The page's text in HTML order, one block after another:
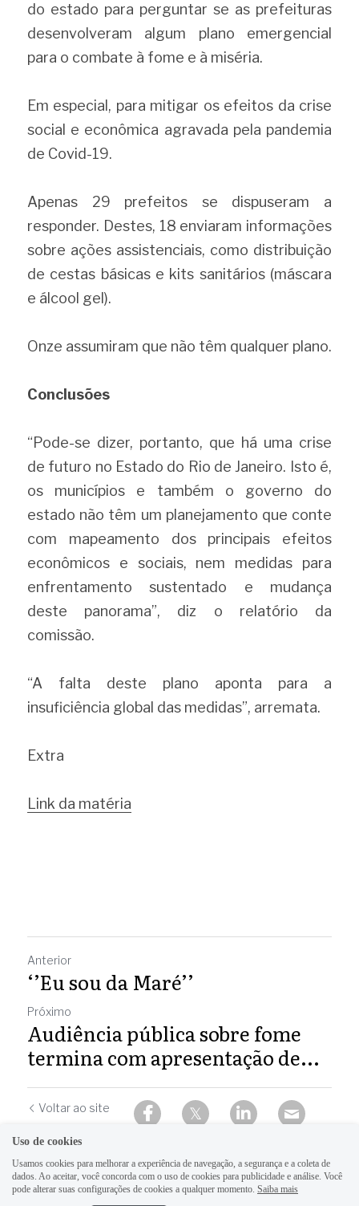
do estado para perguntar se as prefeituras
desenvolveram algum plano emergencial
para o combate à fome e à miséria.
Em especial, para mitigar os efeitos da crise
social e econômica agravada pela pandemia
de Covid-19.
Apenas 29 prefeitos se dispuseram a
responder. Destes, 18 enviaram informações
sobre ações assistenciais, como distribuição
de cestas básicas e kits sanitários (máscara
e álcool gel).
Onze assumiram que não têm qualquer plano.
Conclusões
“Pode-se dizer, portanto, que há uma crise
de futuro no Estado do Rio de Janeiro. Isto é,
os municípios e também o governo do
estado não têm um planejamento que conte
com mapeamento dos principais efeitos
econômicos e sociais, nem medidas para
enfrentamento sustentado e mudança
deste panorama”, diz o relatório da
comissão.
“A falta deste plano aponta para a
insuficiência global das medidas”, arremata.
Extra
Link da matéria
Anterior
‘’Eu sou da Maré’’
Próximo
Audiência pública sobre fome
termina com apresentação de...
Voltar ao site
Uso de cookies
Usamos cookies para melhorar a experiência de navegação, a segurança e a coleta de
dados. Ao aceitar, você concorda com o uso de cookies para publicidade e análise. Você
pode alterar suas configurações de cookies a qualquer momento. Saiba mais